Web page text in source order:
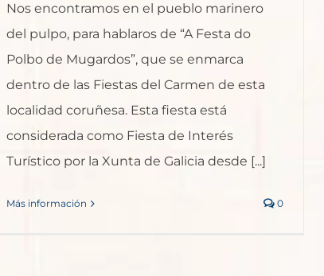
Nos encontramos en el pueblo marinero
del pulpo, para hablaros de “A Festa do
Polbo de Mugardos”, que se enmarca
dentro de las Fiestas del Carmen de esta
localidad coruñesa. Esta fiesta está
considerada como Fiesta de Interés
Turístico por la Xunta de Galicia desde [...]
Más información 0